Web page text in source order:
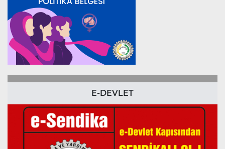
E-DEVLET